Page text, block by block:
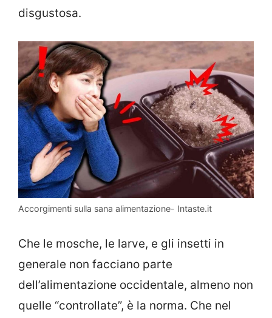
disgustosa.
Accorgimenti sulla sana alimentazione- Intaste.it
Che le mosche, le larve, e gli insetti in
generale non facciano parte
dell’alimentazione occidentale, almeno non
quelle “controllate”, è la norma. Che nel